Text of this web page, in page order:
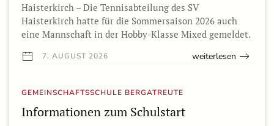
Haisterkirch – Die Tennisabteilung des SV
Haisterkirch hatte für die Sommersaison 2026 auch
eine Mannschaft in der Hobby-Klasse Mixed gemeldet.
7. AUGUST 2026 weiterlesen
GEMEINSCHAFTSSCHULE BERGATREUTE
Informationen zum Schulstart